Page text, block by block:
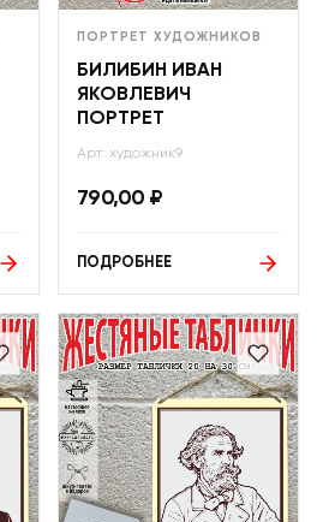
ПОРТРЕТ ХУДОЖНИКОВ
БИЛИБИН ИВАН
ЯКОВЛЕВИЧ
ПОРТРЕТ
Арт: художник9
790,00 ₽
ПОДРОБНЕЕ